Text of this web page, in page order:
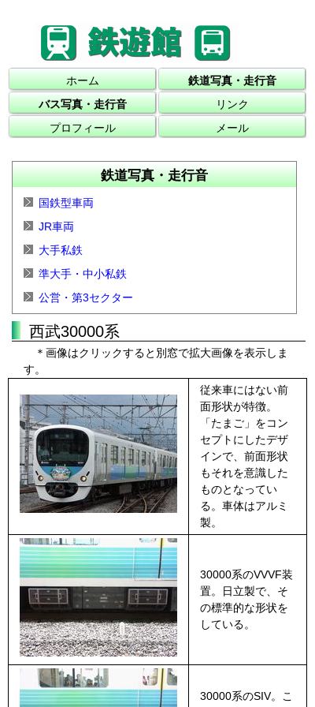
ホーム
鉄道写真・走行音
バス写真・走行音
リンク
プロフィール
メール
鉄道写真・走行音
国鉄型車両
JR車両
大手私鉄
準大手・中小私鉄
公営・第3セクター
西武30000系
＊画像はクリックすると別窓で拡大画像を表示しま
す。
従来車にはない前
面形状が特徴。
「たまご」をコン
セプトにしたデザ
インで、前面形状
もそれを意識した
ものとなってい
る。車体はアルミ
製。
30000系のVVVF装
置。日立製で、そ
の標準的な形状を
している。
30000系のSIV。こ